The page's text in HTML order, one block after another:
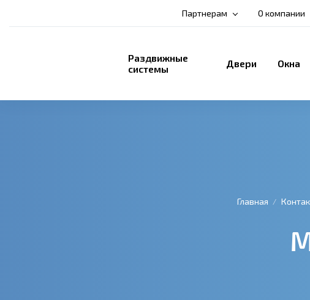
Партнерам О компании
Раздвижные
системы
Двери Окна
Главная